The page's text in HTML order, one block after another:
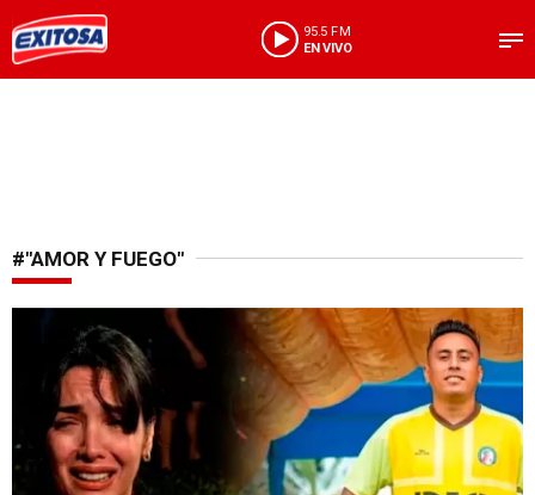
95.5 FM
EN VIVO
#"AMOR Y FUEGO"
Conflicto legal